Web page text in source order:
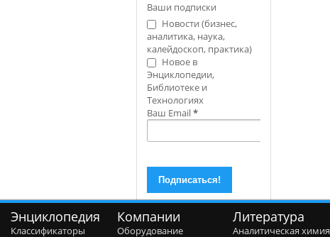
Ваши подписки
Новости (бизнес,
аналитика, наука,
калейдоскоп, практика)
Новое в
Энциклопедии,
Библиотеке и
Технологиях
Ваш Email*
Энциклопедия
Классификаторы
Компании
Оборудование
Литература
Аналитическая химия